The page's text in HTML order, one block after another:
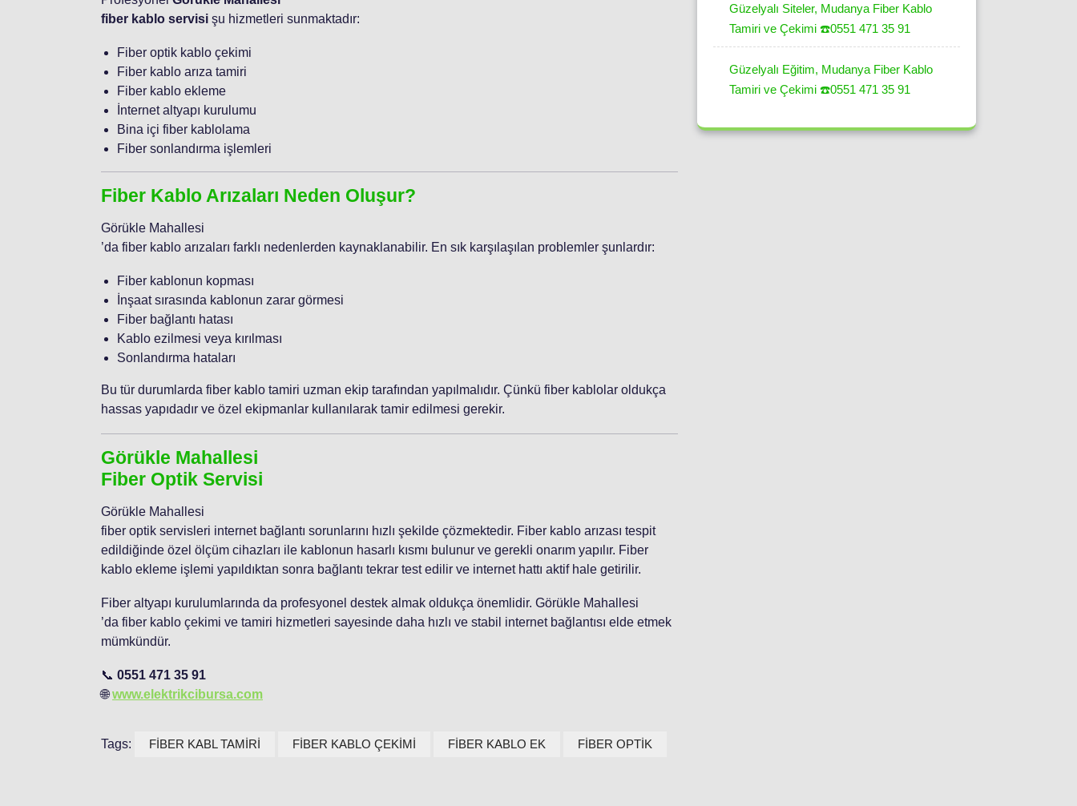
fiber kablo servisi şu hizmetleri sunmaktadır:
Fiber optik kablo çekimi
Fiber kablo arıza tamiri
Fiber kablo ekleme
İnternet altyapı kurulumu
Bina içi fiber kablolama
Fiber sonlandırma işlemleri
Fiber Kablo Arızaları Neden Oluşur?
Görükle Mahallesi
’da fiber kablo arızaları farklı nedenlerden kaynaklanabilir. En sık karşılaşılan problemler şunlardır:
Fiber kablonun kopması
İnşaat sırasında kablonun zarar görmesi
Fiber bağlantı hatası
Kablo ezilmesi veya kırılması
Sonlandırma hataları
Bu tür durumlarda fiber kablo tamiri uzman ekip tarafından yapılmalıdır. Çünkü fiber kablolar oldukça
hassas yapıdadır ve özel ekipmanlar kullanılarak tamir edilmesi gerekir.
Görükle Mahallesi
Fiber Optik Servisi
Görükle Mahallesi
fiber optik servisleri internet bağlantı sorunlarını hızlı şekilde çözmektedir. Fiber kablo arızası tespit
edildiğinde özel ölçüm cihazları ile kablonun hasarlı kısmı bulunur ve gerekli onarım yapılır. Fiber
kablo ekleme işlemi yapıldıktan sonra bağlantı tekrar test edilir ve internet hattı aktif hale getirilir.
Fiber altyapı kurulumlarında da profesyonel destek almak oldukça önemlidir. Görükle Mahallesi
’da fiber kablo çekimi ve tamiri hizmetleri sayesinde daha hızlı ve stabil internet bağlantısı elde etmek
mümkündür.
📞 0551 471 35 91
🌐www.elektrikcibursa.com
Tags: FİBER KABL TAMİRİ FİBER KABLO ÇEKİMİ FİBER KABLO EK FİBER OPTİK
Güzelyalı Siteler, Mudanya Fiber Kablo
Tamiri ve Çekimi ☎️0551 471 35 91
Güzelyalı Eğitim, Mudanya Fiber Kablo
Tamiri ve Çekimi ☎️0551 471 35 91